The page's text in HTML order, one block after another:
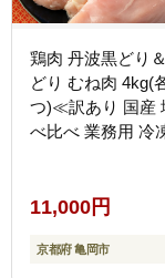
鶏肉 丹波黒どり
どり むね肉 4kg(
つ)≪訳あり 国産
べ比べ 業務用 冷
11,000円
京都府 亀岡市